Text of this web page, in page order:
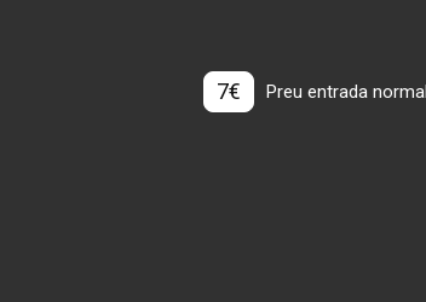
7€ Preu entrada normal